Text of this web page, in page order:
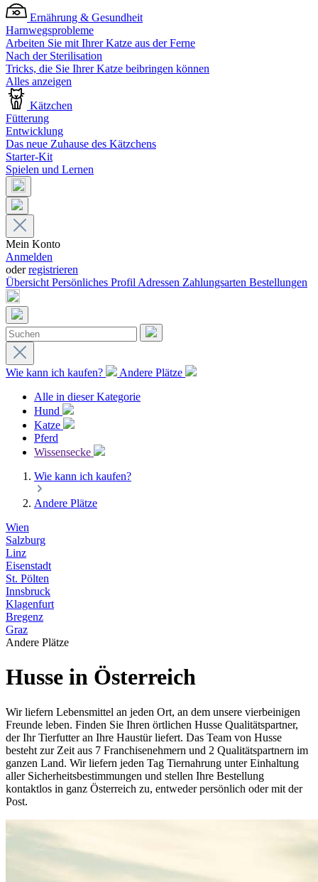
Ernährung & Gesundheit
Harnwegsprobleme
Arbeiten Sie mit Ihrer Katze aus der Ferne
Nach der Sterilisation
Tricks, die Sie Ihrer Katze beibringen können
Alles anzeigen
Kätzchen
Fütterung
Entwicklung
Das neue Zuhause des Kätzchens
Starter-Kit
Spielen und Lernen
Mein Konto
Anmelden
oderregistrieren
Übersicht Persönliches Profil Adressen Zahlungsarten Bestellungen
Wie kann ich kaufen?
Andere Plätze
Alle in dieser Kategorie
Hund
Katze
Pferd
Wissensecke
Wie kann ich kaufen?
Andere Plätze
Wien
Salzburg
Linz
Eisenstadt
St. Pölten
Innsbruck
Klagenfurt
Bregenz
Graz
Andere Plätze
Husse in Österreich
Wir liefern Lebensmittel an jeden Ort, an dem unsere vierbeinigen
Freunde leben. Finden Sie Ihren örtlichen Husse Qualitätspartner,
der Ihr Tierfutter an Ihre Haustür liefert. Das Team von Husse
besteht zur Zeit aus 7 Franchisenehmern und 2 Qualitätspartnern im
ganzen Land. Wir liefern jeden Tag Tiernahrung unter Einhaltung
aller Sicherheitsbestimmungen und stellen Ihre Bestellung
kontaktlos in ganz Österreich zu, entweder persönlich oder mit der
Post.